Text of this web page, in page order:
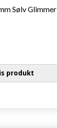
Sølv Glimmer
produkt